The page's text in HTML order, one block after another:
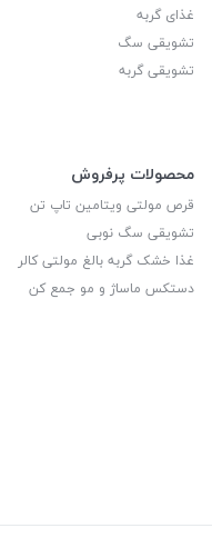
غذای گربه
تشویقی سگ
تشویقی گربه
محصولات پرفروش
قرص مولتی ویتامین تاپ تن
تشویقی سگ نوبی
غذا خشک گربه بالغ مولتی کالر
دستکس ماساژ و مو جمع کن